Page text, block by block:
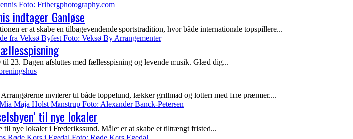
indtager Ganløse
er at skabe en tilbagevendende sportstradition, hvor både internationale topspillere...
23. Dagen afsluttes med fællesspisning og levende musik. Glæd dig...
inviterer til både loppefund, lækker grillmad og lotteri med fine præmier....
til nye lokaler
nye lokaler i Frederikssund. Målet er at skabe et tiltrængt fristed...